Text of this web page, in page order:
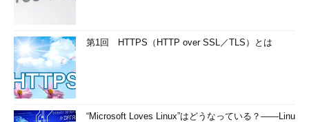
第1回 HTTPS（HTTP over SSL／TLS）とは
“Microsoft Loves Linux”はどうなっている？――Linu